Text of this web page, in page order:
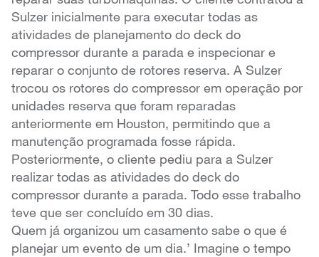
Sulzer inicialmente para executar todas as
atividades de planejamento do deck do
compressor durante a parada e inspecionar e
reparar o conjunto de rotores reserva. A Sulzer
trocou os rotores do compressor em operação por
unidades reserva que foram reparadas
anteriormente em Houston, permitindo que a
manutenção programada fosse rápida.
Posteriormente, o cliente pediu para a Sulzer
realizar todas as atividades do deck do
compressor durante a parada. Todo esse trabalho
teve que ser concluído em 30 dias.
Quem já organizou um casamento sabe o que é
planejar um evento de um dia.’ Imagine o tempo